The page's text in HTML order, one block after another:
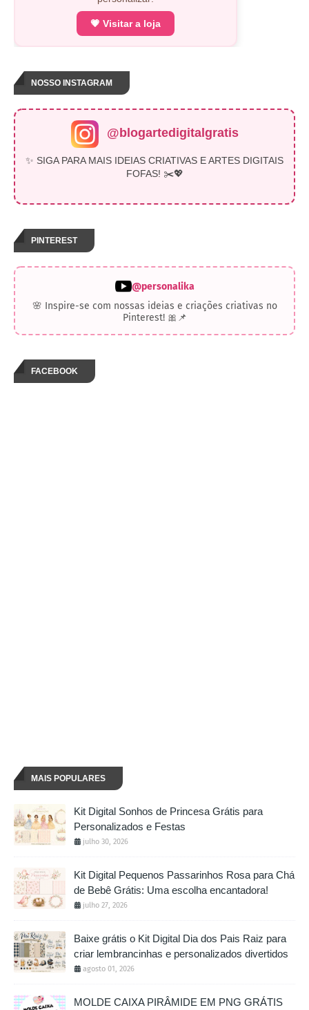
💗 Visitar a loja
NOSSO INSTAGRAM
@blogartedigitalgratis
✨ SIGA PARA MAIS IDEIAS CRIATIVAS E ARTES DIGITAIS
FOFAS! ✂️💖
PINTEREST
@personalika
🌸 Inspire-se com nossas ideias e criações criativas no
Pinterest! 🎀📌
FACEBOOK
MAIS POPULARES
Kit Digital Sonhos de Princesa Grátis para
Personalizados e Festas
julho 30, 2026
Kit Digital Pequenos Passarinhos Rosa para Chá
de Bebê Grátis: Uma escolha encantadora!
julho 27, 2026
Baixe grátis o Kit Digital Dia dos Pais Raiz para
criar lembrancinhas e personalizados divertidos
agosto 01, 2026
MOLDE CAIXA PIRÂMIDE EM PNG GRÁTIS